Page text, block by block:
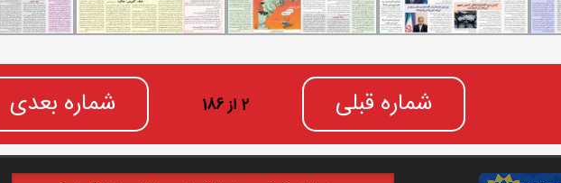
شماره قبلی 2 از 186 شماره بعدی